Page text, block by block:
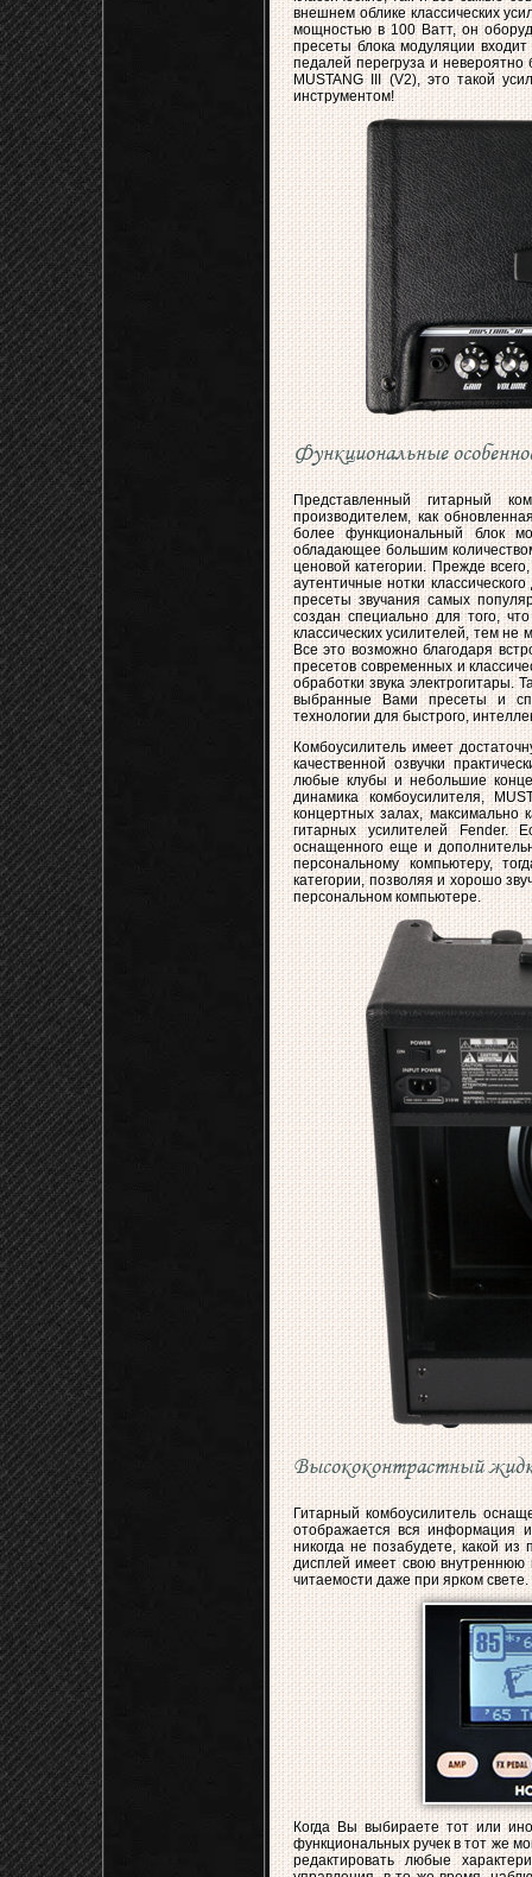
внешнем облике классических
мощностью в 100 Ватт, он
пресеты блока модуляции
педалей перегруза и
MUSTANG III (V2), это такой
инструментом!
Функциональные
Представленный гитарный
производителем, как
более функциональный блок
обладающее большим
ценовой категории. Прежде
аутентичные нотки
пресеты звучания самых
создан специально для того,
классических усилителей, тем
Все это возможно благодаря
пресетов современных и
обработки звука
выбранные Вами пресеты и
технологии для быстрого,
Комбоусилитель имеет
качественной озвучки
любые клубы и небольшие
динамика комбоусилителя,
концертных залах, максимально
гитарных усилителей Fender.
оснащенного еще и
персональному компьютеру,
категории, позволяя и хорошо
персональном компьютере.
Высококонтрастный
Гитарный комбоусилитель
отображается вся информация
никогда не позабудете, какой
дисплей имеет свою внутреннюю
читаемости даже при ярком свете.
Когда Вы выбираете тот или
функциональных ручек в тот же
редактировать любые